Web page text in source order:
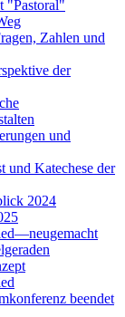
"Pastoral"
Zahlen und
der
und
und Katechese der
2024
beendet